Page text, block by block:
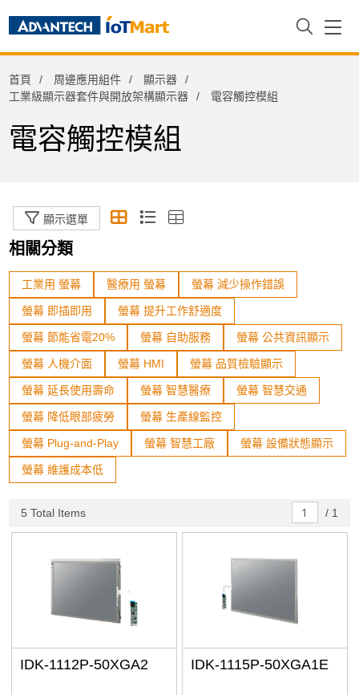
首頁 周邊應用組件
顯示器
工業級顯示器套件與開放架構顯示器
電容觸控模組
電容觸控模組
顯示選單
iDoor功能擴充模組
工業級硬碟
熱感式印表機
電源供應器
顯示器
工業顯示器解決方案
工業級顯示器套件與開放架構顯示器
Open Frame觸控顯示器
電容觸控模組
電阻觸控模組
車載顯示器
通用型商用螢幕
醫療級顯示器
工業級IOT感測模組
相關分類
工業用 螢幕 醫療用 螢幕 螢幕 減少操作錯誤
螢幕 即插即用 螢幕 提升工作舒適度
螢幕 節能省電20% 螢幕 自助服務 螢幕 公共資訊顯示
螢幕 人機介面 螢幕 HMI 螢幕 品質檢驗顯示
螢幕 延長使用壽命 螢幕 智慧醫療 螢幕 智慧交通
螢幕 降低眼部疲勞 螢幕 生產線監控
螢幕 Plug-and-Play 螢幕 智慧工廠 螢幕 設備狀態顯示
螢幕 維護成本低
5 Total Items / 1
IDK-1112P-50XGA2 IDK-1115P-50XGA1E